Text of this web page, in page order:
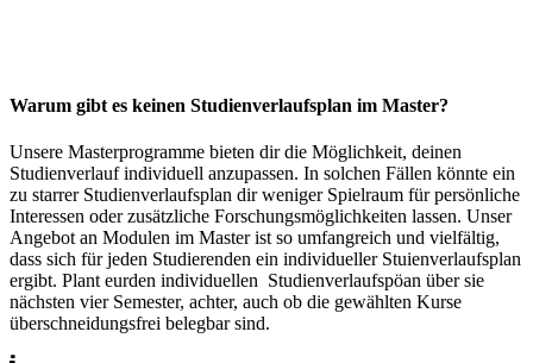
Warum gibt es keinen Studienverlaufsplan im Master?
Unsere Masterprogramme bieten dir die Möglichkeit, deinen
Studienverlauf individuell anzupassen. In solchen Fällen könnte ein
zu starrer Studienverlaufsplan dir weniger Spielraum für persönliche
Interessen oder zusätzliche Forschungsmöglichkeiten lassen. Unser
Angebot an Modulen im Master ist so umfangreich und vielfältig,
dass sich für jeden Studierenden ein individueller Stuienverlaufsplan
ergibt. Plant eurden individuellen Studienverlaufspöan über sie
nächsten vier Semester, achter, auch ob die gewählten Kurse
überschneidungsfrei belegbar sind.